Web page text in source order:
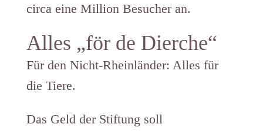
circa eine Million Besucher an.
Alles „för de Dierche“
Für den Nicht-Rheinländer: Alles für
die Tiere.
Das Geld der Stiftung soll